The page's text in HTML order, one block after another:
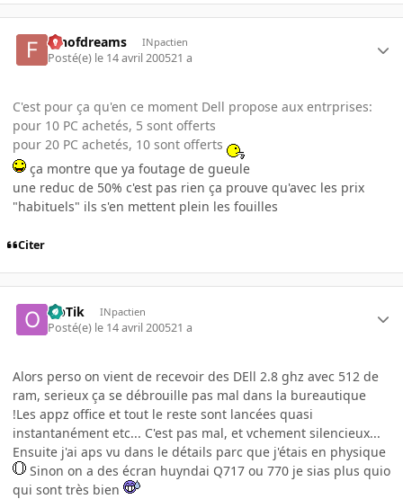
fanofdreams INpactien
Posté(e) le 14 avril 200521 a
C'est pour ça qu'en ce moment Dell propose aux entrprises:
pour 10 PC achetés, 5 sont offerts
pour 20 PC achetés, 10 sont offerts
ça montre que ya foutage de gueule
une reduc de 50% c'est pas rien ça prouve qu'avec les prix
"habituels" ils s'en mettent plein les fouilles
Citer
OpTik INpactien
Posté(e) le 14 avril 200521 a
Alors perso on vient de recevoir des DEll 2.8 ghz avec 512 de
ram, serieux ça se débrouille pas mal dans la bureautique
!Les appz office et tout le reste sont lancées quasi
instantanément etc... C'est pas mal, et vchement silencieux...
Ensuite j'ai aps vu dans le détails parc que j'étais en physique
Sinon on a des écran huyndai Q717 ou 770 je sias plus quio
qui sont très bien